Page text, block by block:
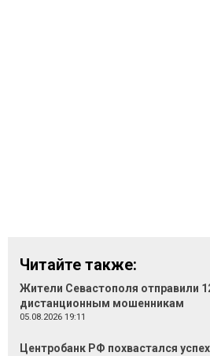
Читайте также:
Жители Севастополя отправили
дистанционным мошенникам
05.08.2026 19:11
Центробанк РФ похвастался